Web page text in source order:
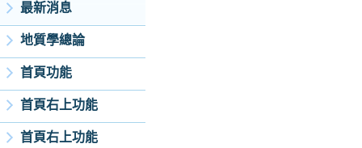
最新消息
地質學總論
首頁功能
首頁右上功能
首頁右上功能